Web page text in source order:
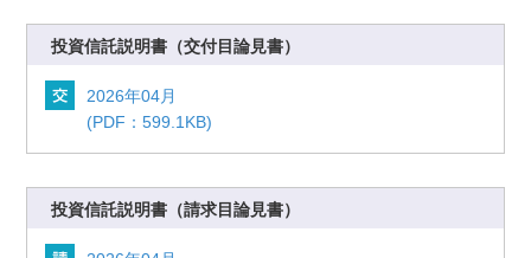
投資信託説明書 （交付目論見書）
2026年04月
(PDF：599.1KB)
投資信託説明書 （請求目論見書）